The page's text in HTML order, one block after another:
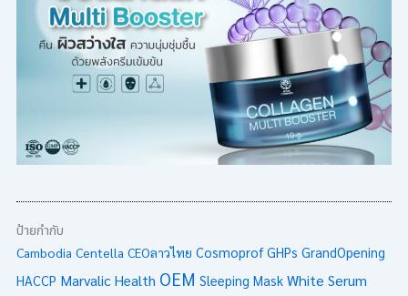
ป้ายกำกับ
Cambodia Centella CEOลาวไทย Cosmoprof GHPs GrandOpening
HACCP Marvalic Health OEM Sleeping Mask White Serum